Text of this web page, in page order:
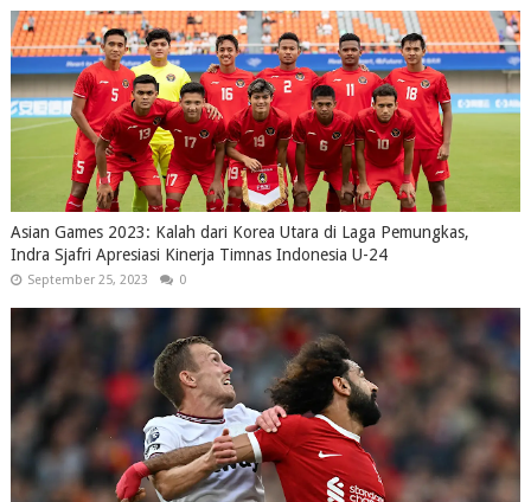
Asian Games 2023: Kalah dari Korea Utara di Laga Pemungkas,
Indra Sjafri Apresiasi Kinerja Timnas Indonesia U-24
September 25, 2023 0